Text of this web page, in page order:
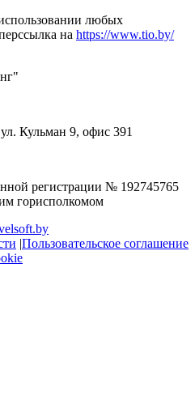
любых
на https://www.tio.by/
Кульман 9, офис 391
регистрации № 192745765
горисполкомом
|Пользовательское соглашение